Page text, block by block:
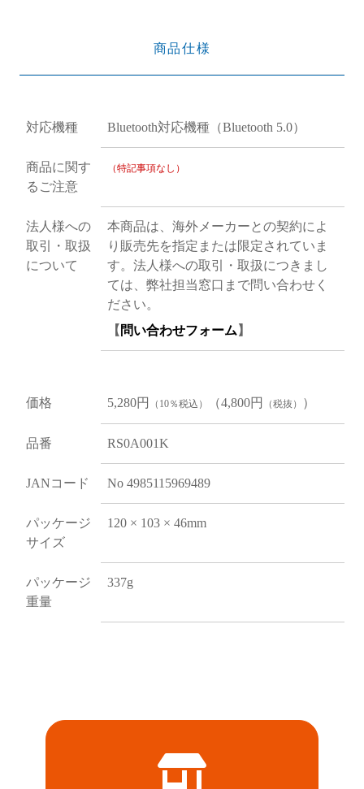
商品仕様
対応機種 Bluetooth対応機種（Bluetooth 5.0）
商品に関す
るご注意
（特記事項なし）
法人様への
取引・取扱
について
本商品は、海外メーカーとの契約によ
り販売先を指定または限定されていま
す。法人様への取引・取扱につきまし
ては、弊社担当窓口まで問い合わせく
ださい。
【 問い合わせフォーム 】
価格 5,280円 （10％税込） （4,800円 （税抜） ）
品番 RS0A001K
JANコード No 4985115969489
パッケージ
サイズ
120 × 103 × 46mm
パッケージ
重量
337g